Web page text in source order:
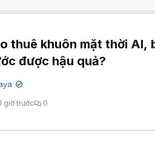
thuê khuôn mặt thời AI,
được hậu quả?
✔
1 giờ trước 0